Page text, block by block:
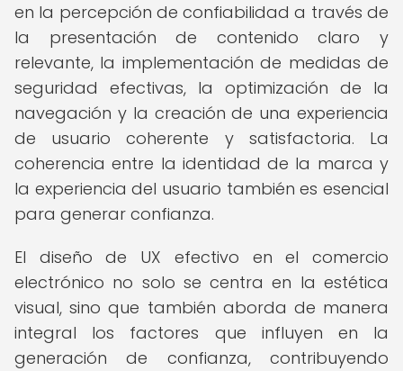
en la percepción de confiabilidad a través de
la presentación de contenido claro y
relevante, la implementación de medidas de
seguridad efectivas, la optimización de la
navegación y la creación de una experiencia
de usuario coherente y satisfactoria. La
coherencia entre la identidad de la marca y
la experiencia del usuario también es esencial
para generar confianza.
El diseño de UX efectivo en el comercio
electrónico no solo se centra en la estética
visual, sino que también aborda de manera
integral los factores que influyen en la
generación de confianza, contribuyendo